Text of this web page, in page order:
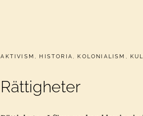
CATEGORIES:
AKTIVISM , HISTORIA , KOLONIALISM ,
Rättigheter